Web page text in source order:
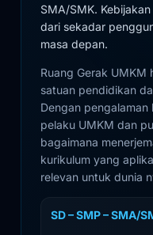
SMA/SMK.
dari sekadar
masa depan.
Ruang Gerak
satuan pendidikan
Dengan
pelaku UMKM dan
bagaimana
kurikulum yang
relevan untuk dunia
SD – SMP – SMA/